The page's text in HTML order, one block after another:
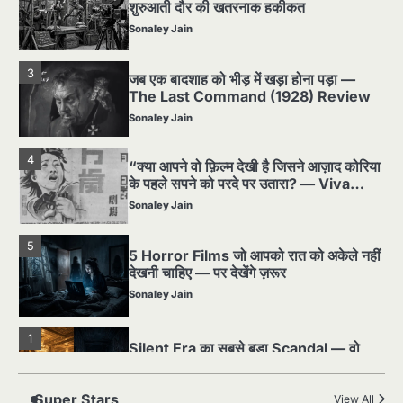
शुरुआती दौर की खतरनाक हकीकत
Sonaley Jain
3
जब एक बादशाह को भीड़ में खड़ा होना पड़ा —
The Last Command (1928) Review
Sonaley Jain
4
“क्या आपने वो फ़िल्म देखी है जिसने आज़ाद कोरिया
के पहले सपने को परदे पर उतारा? — Viva
Freedom! (1946) रिव्यू”
Sonaley Jain
5
5 Horror Films जो आपको रात को अकेले नहीं
देखनी चाहिए — पर देखेंगे ज़रूर
Sonaley Jain
1
Silent Era का सबसे बड़ा Scandal — वो
View All